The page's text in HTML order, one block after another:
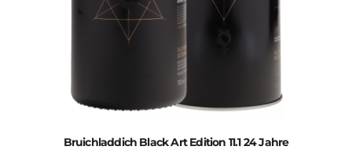
Bruichladdich Black Art Edition 11.1 24 Jahre